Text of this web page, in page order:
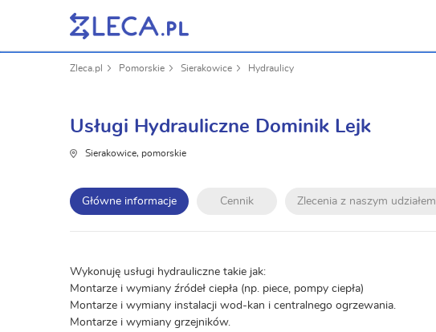
Zleca.pl Pomorskie Sierakowice Hydraulicy
Usługi Hydrauliczne Dominik Lejk
Sierakowice, pomorskie
Główne informacje Cennik Zlecenia z naszym udziałem
Wykonuję usługi hydrauliczne takie jak:
Montarze i wymiany źródeł ciepła (np. piece, pompy ciepła)
Montarze i wymiany instalacji wod-kan i centralnego ogrzewania.
Montarze i wymiany grzejników.